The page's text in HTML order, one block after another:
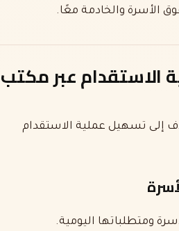
الأسرة والخادمة معًا.
الاستقدام عبر مكتب
تسهيل عملية الاستقدام
ومتطلباتها اليومية.